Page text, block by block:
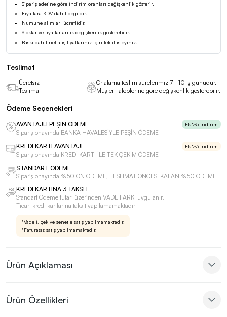
Ürün Açıklaması
Ürün Özellikleri
Sipariş adetine göre indirim oranları değişkenlik gösterir.
Fiyatlara KDV dahil değildir.
Numune alımları ücretlidir.
Stoklar ve fiyatlar anlık değişkenlik gösterebilir.
Baskı dahil net alış fiyatlarınız için teklif isteyiniz.
Teslimat
Ücretsiz
Teslimat
Ortalama teslim sürelerimiz 7 - 10 iş günüdür.
Müşteri taleplerine göre değişkenlik gösterebilir.
Ödeme Seçenekleri
AVANTAJLI PEŞİN ÖDEME Ek %5 İndirim
Sipariş onayında BANKA HAVALESİYLE PEŞİN ÖDEME
KREDİ KARTI AVANTAJI
Ek %3 İndirim
Sipariş onayında KREDİ KARTI İLE TEK ÇEKİM ÖDEME
STANDART ÖDEME
Sipariş onayında %50 ÖN ÖDEME, TESLİMAT ÖNCESİ KALAN %50 ÖDEME
KREDİ KARTINA 3 TAKSİT
Standart Ödeme tutarı üzerinden VADE FARKI uygulanır.
Ticari kredi kartlarına taksit yapılamamaktadır
*Vadeli, çek ve senetle satış yapılmamaktadır.
*Faturasız satış yapılmamaktadır.